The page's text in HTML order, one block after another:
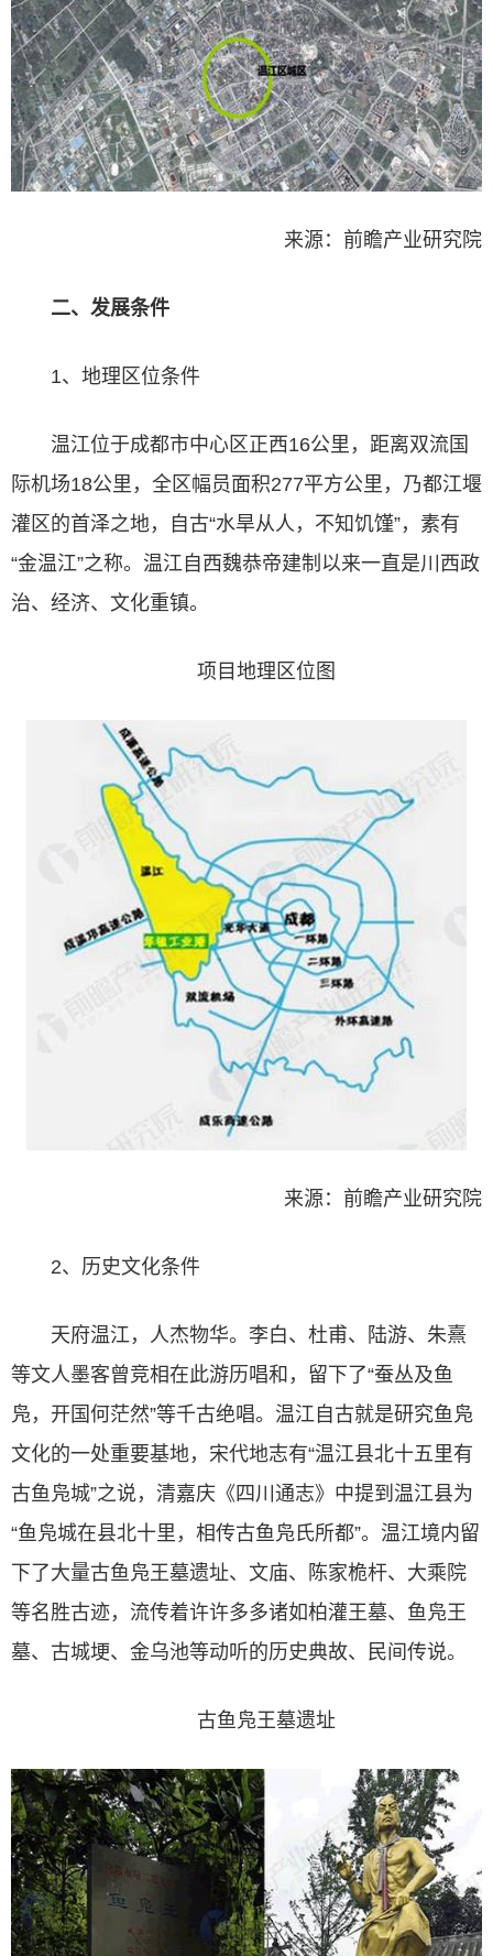
来源： 前瞻产业研究院
二、发展条件
1、地理区位条件
温江位于成都市中心区正西16公里，距离双流国
际机场18公里，全区幅员面积277平方公里，乃都江堰
灌区的首泽之地，自古“水旱从人，不知饥馑”，素有
“金温江”之称。温江自西魏恭帝建制以来一直是川西政
治、经济、文化重镇。
项目地理区位图
来源：前瞻产业研究院
2、历史文化条件
天府温江，人杰物华。李白、杜甫、陆游、朱熹
等文人墨客曾竞相在此游历唱和，留下了“蚕丛及鱼
凫，开国何茫然”等千古绝唱。温江自古就是研究鱼凫
文化的一处重要基地，宋代地志有“温江县北十五里有
古鱼凫城”之说，清嘉庆《四川通志》中提到温江县为
“鱼凫城在县北十里，相传古鱼凫氏所都”。温江境内留
下了大量古鱼凫王墓遗址、文庙、陈家桅杆、大乘院
等名胜古迹，流传着许许多多诸如柏灌王墓、鱼凫王
墓、古城埂、金乌池等动听的历史典故、民间传说。
古鱼凫王墓遗址